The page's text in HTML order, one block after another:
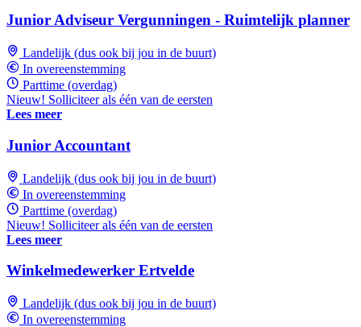
Junior Adviseur Vergunningen - Ruimtelijk planner
Landelijk (dus ook bij jou in de buurt)
In overeenstemming
Parttime (overdag)
Nieuw! Solliciteer als één van de eersten
Lees meer
Junior Accountant
Landelijk (dus ook bij jou in de buurt)
In overeenstemming
Parttime (overdag)
Nieuw! Solliciteer als één van de eersten
Lees meer
Winkelmedewerker Ertvelde
Landelijk (dus ook bij jou in de buurt)
In overeenstemming